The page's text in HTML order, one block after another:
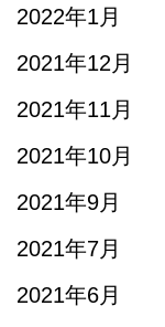
2022年1月
2021年12月
2021年11月
2021年10月
2021年9月
2021年7月
2021年6月